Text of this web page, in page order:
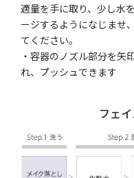
適量を手に取り、少し水
ージするようになじませ
てください。
・容器のノズル部分を矢
れ、プッシュできます
フェ